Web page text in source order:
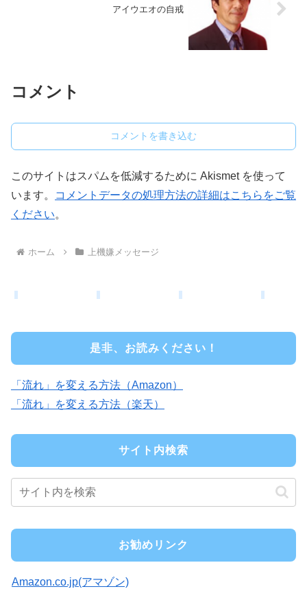
アイウエオの自戒
コメント
コメントを書き込む
このサイトはスパムを低減するために Akismet を使って
います。
コメントデータの処理方法の詳細はこちらをご覧
ください。
ホーム 上機嫌メッセージ
是非、お読みください！
「流れ」を変える方法（Amazon）
「流れ」を変える方法（楽天）
サイト内検索
お勧めリンク
Amazon.co.jp(アマゾン)